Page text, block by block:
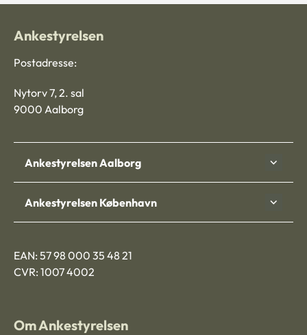
Ankestyrelsen
Postadresse:
Nytorv 7, 2. sal
9000 Aalborg
Ankestyrelsen Aalborg
Ankestyrelsen København
EAN: 57 98 000 35 48 21
CVR: 1007 4002
Om Ankestyrelsen